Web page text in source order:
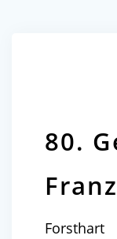
80.
Forsthart